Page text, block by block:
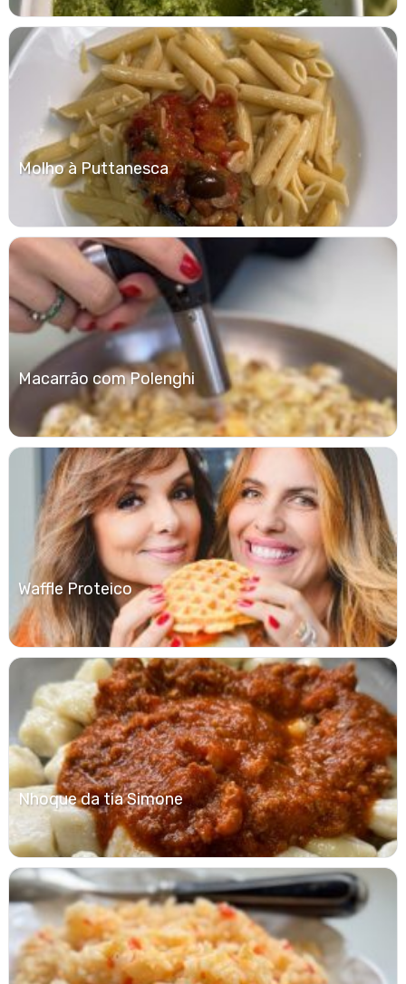
Molho à Puttanesca
Macarrão com Polenghi
Waffle Proteico
Nhoque da tia Simone